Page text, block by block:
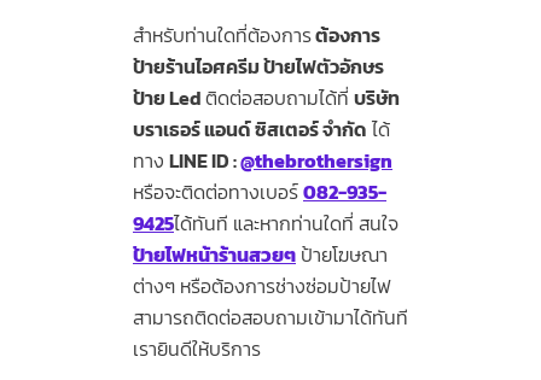
สำหรับท่านใดที่ต้องการต้องการ
ป้ายร้านไอศครีม ป้ายไฟตัวอักษร
ป้าย Ledติดต่อสอบถามได้ที่ บริษัท
บราเธอร์ แอนด์ ซิสเตอร์ จำกัด ได้
ทาง LINE ID :@thebrothersign
หรือจะติดต่อทางเบอร์082-935-
9425ได้ทันที และหากท่านใดที่ สนใจ
ป้ายไฟหน้าร้านสวยๆ ป้ายโฆษณา
ต่างๆ หรือต้องการช่างซ่อมป้ายไฟ
สามารถติดต่อสอบถามเข้ามาได้ทันที
เรายินดีให้บริการ